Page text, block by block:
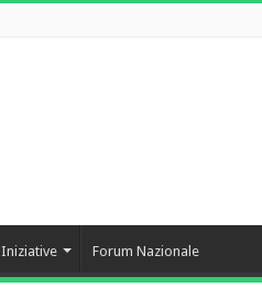
Iniziative Forum Nazionale